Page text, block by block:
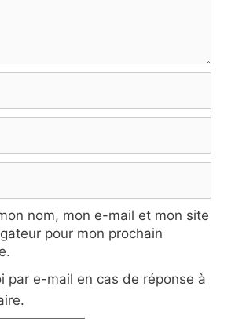
nom, mon e-mail et mon site
pour mon prochain
par e-mail en cas de réponse à